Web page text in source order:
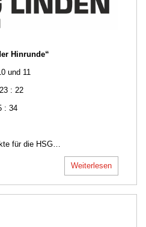
Hinrunde“
und 11
: 22
: 34
für die HSG…
Weiterlesen